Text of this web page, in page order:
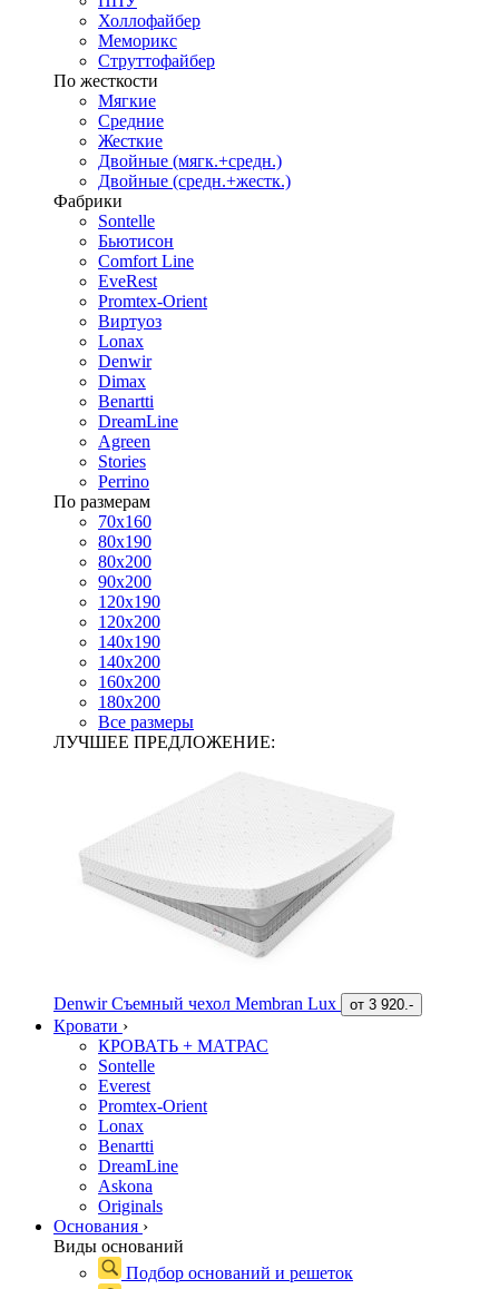
Холлофайбер
Меморикс
Струттофайбер
По жесткости
Мягкие
Средние
Жесткие
Двойные (мягк.+средн.)
Двойные (средн.+жестк.)
Фабрики
Sontelle
Бьютисон
Comfort Line
EveRest
Promtex-Orient
Виртуоз
Lonax
Denwir
Dimax
Benartti
DreamLine
Agreen
Stories
Perrino
По размерам
70х160
80х190
80х200
90х200
120х190
120х200
140х190
140х200
160х200
180х200
Все размеры
ЛУЧШЕЕ ПРЕДЛОЖЕНИЕ:
Denwir Съемный чехол Membran Lux от 3 920.-
Кровати ›
КРОВАТЬ + МАТРАС
Sontelle
Everest
Promtex-Orient
Lonax
Benartti
DreamLine
Askona
Originals
Основания ›
Виды оснований
Подбор оснований и решеток